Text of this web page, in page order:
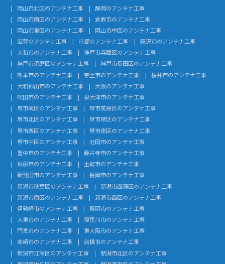
岡山市北区のアンテナ工事
静岡のアンテナ工事
岡山市南区のアンテナ工事
倉敷市のアンテナ工事
岡山市東区のアンテナ工事
岡山市中区のアンテナ工事
滋賀のアンテナ工事
京都のアンテナ工事
藤沢市のアンテナ工事
大和市のアンテナ工事
神戸市兵庫区のアンテナ工事
神戸市須磨区のアンテナ工事
神戸市長田区のアンテナ工事
熊本市のアンテナ工事
宇土市のアンテナ工事
桜井市のアンテナ工事
大和郡山市のアンテナ工事
大阪のアンテナ工事
吹田市のアンテナ工事
泉大津市のアンテナ工事
堺市南区のアンテナ工事
堺市美原区のアンテナ工事
堺市北区のアンテナ工事
堺市堺区のアンテナ工事
堺市西区のアンテナ工事
堺市東区のアンテナ工事
堺市中区のアンテナ工事
池田市のアンテナ工事
豊中市のアンテナ工事
藤井寺市のアンテナ工事
柏原市のアンテナ工事
土岐市のアンテナ工事
新発田市のアンテナ工事
長岡市のアンテナ工事
新潟市秋葉区のアンテナ工事
新潟市西蒲区のアンテナ工事
新潟市南区のアンテナ工事
新潟市西区のアンテナ工事
伊勢崎市のアンテナ工事
藤岡市のアンテナ工事
大東市のアンテナ工事
寝屋川市のアンテナ工事
門真市のアンテナ工事
東大阪市のアンテナ工事
高崎市のアンテナ工事
前橋市のアンテナ工事
新潟市江南区のアンテナ工事
新潟市北区のアンテナ工事